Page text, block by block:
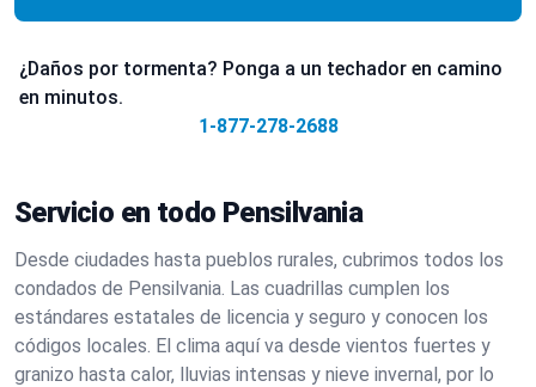
¿Daños por tormenta? Ponga a un techador en camino
en minutos.
1-877-278-2688
Servicio en todo Pensilvania
Desde ciudades hasta pueblos rurales, cubrimos todos los
condados de Pensilvania. Las cuadrillas cumplen los
estándares estatales de licencia y seguro y conocen los
códigos locales. El clima aquí va desde vientos fuertes y
granizo hasta calor, lluvias intensas y nieve invernal, por lo